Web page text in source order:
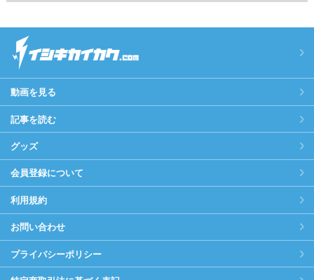
動画を見る
記事を読む
グッズ
会員登録について
利用規約
お問い合わせ
プライバシーポリシー